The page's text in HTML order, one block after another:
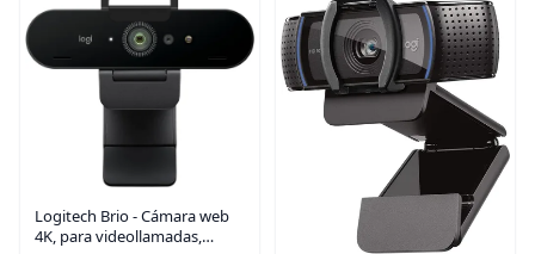
Logitech Brio - Cámara web
4K, para videollamadas,